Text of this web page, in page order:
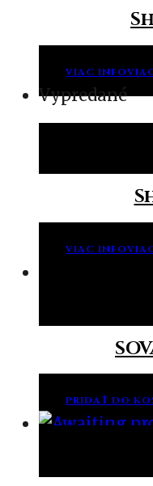
VIAC INFO
Vypredané
VIAC INFO
PRIDAŤ DO